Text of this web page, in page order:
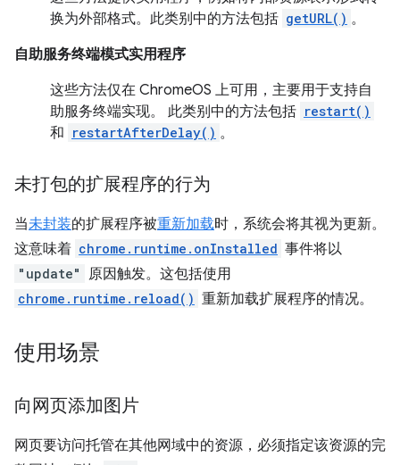
换为外部格式。此类别中的方法包括 getURL() 。
自助服务终端模式实用程序
这些方法仅在 ChromeOS 上可用，主要用于支持自
助服务终端实现。 此类别中的方法包括 restart()
和 restartAfterDelay() 。
未打包的扩展程序的行为
当未封装的扩展程序被重新加载时，系统会将其视为更新。
这意味着 chrome.runtime.onInstalled 事件将以
"update" 原因触发。这包括使用
chrome.runtime.reload() 重新加载扩展程序的情况。
使用场景
向网页添加图片
网页要访问托管在其他网域中的资源，必须指定该资源的完